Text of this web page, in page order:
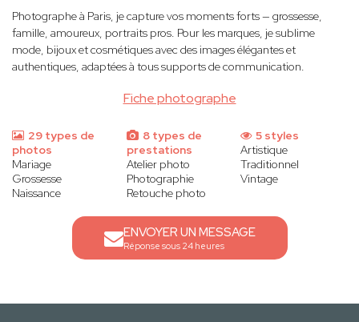
Fiche photographe
Photographe à Paris, je capture vos moments forts — grossesse,
famille, amoureux, portraits pros. Pour les marques, je sublime
mode, bijoux et cosmétiques avec des images élégantes et
authentiques, adaptées à tous supports de communication.
29 types de
photos
Mariage
Grossesse
Naissance
8 types de
prestations
Atelier photo
Photographie
Retouche photo
5 styles
Artistique
Traditionnel
Vintage
ENVOYER UN MESSAGE
Réponse sous 24 heures